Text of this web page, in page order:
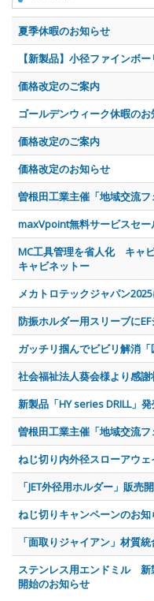
夏季休暇のお知らせ
【新製品】小径ファインボ
価格改定のご案内
ゴールデンウィーク休暇のお
価格改定のご案内
価格改定のお知らせ
曽根田工業主催「地域交流
maxVpoint無料サービスセー
MC工具管理を省人化 キャ
キャビネットー
メカトロテックジャパン
防振ホルダー用スリーブにEF
ガッチリ掴んでビビリ解消「
社会福祉法人葵会様より感
新製品「HY series DRILL」発
曽根田工業主催「地域交流
ねじ切り内外径スローアウ
「JET外径用ホルダー」販売
ねじ切りキャンペーンのお知
「面取りジャイアン」材質
ステンレス用エンドミル 新
開始のお知らせ